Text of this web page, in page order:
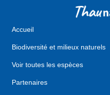
Accueil
Biodiversité et milieux naturels
Voir toutes les espèces
Partenaires